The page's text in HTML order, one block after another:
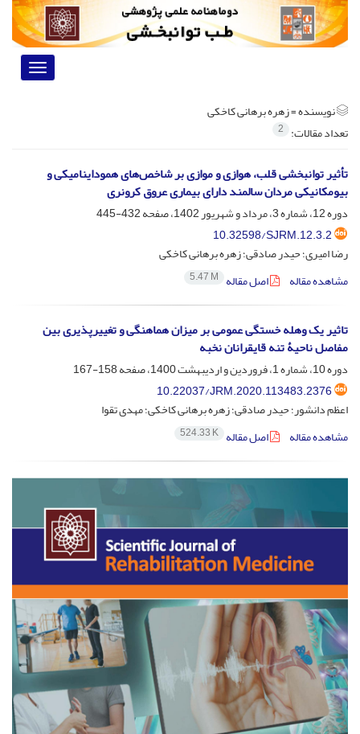
Toggle
نویسنده =زهره برهانی کاخکی
تعداد مقالات: 2
تأثیر توان‏بخشی قلب، هوازی و موازی بر شاخص‌های هموداینامیکی و
بیومکانیکی مردان سالمند دارای بیماری عروق کرونری
دوره 12، شماره 3، مرداد و شهریور 1402، صفحه
432-445
10.32598/SJRM.12.3.2
رضا امیری؛ حیدر صادقی؛ زهره برهانی کاخکی
مشاهده مقاله
اصل مقاله 5.47 M
تاثیر یک وهله خستگی عمومی بر میزان هماهنگی و تغییرپذیری بین
مفاصل ناحیۀ تنه قایقرانان نخبه
دوره 10، شماره 1، فروردین و اردیبهشت 1400، صفحه
158-167
10.22037/JRM.2020.113483.2376
اعظم دانشور؛ حیدر صادقی؛ زهره برهانی کاخکی؛ مهدی تقوا
مشاهده مقاله
اصل مقاله 524.33 K